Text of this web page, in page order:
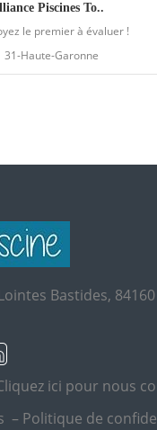
Piscines To..
le premier à évaluer !
31-Haute-Garonne
Bastides,
ici pour nous
– Politique de